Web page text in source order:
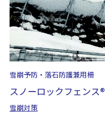
雪崩予防・落石防護兼用柵
スノーロックフェンス®
雪崩対策